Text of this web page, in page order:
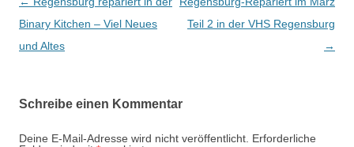
Binary Kitchen – Viel Neues
und Altes
Teil 2 in der VHS Regensburg
→
Schreibe einen Kommentar
Deine E-Mail-Adresse wird nicht veröffentlicht. Erforderliche